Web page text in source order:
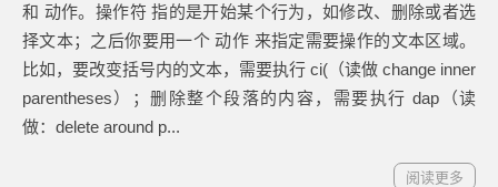
和 动作。操作符 指的是开始某个行为，如修改、删除或者选
择文本；之后你要用一个 动作 来指定需要操作的文本区域。
比如，要改变括号内的文本，需要执行 ci(（读做 change inner
parentheses）；删除整个段落的内容，需要执行 dap（读
做：delete around p...
阅读更多